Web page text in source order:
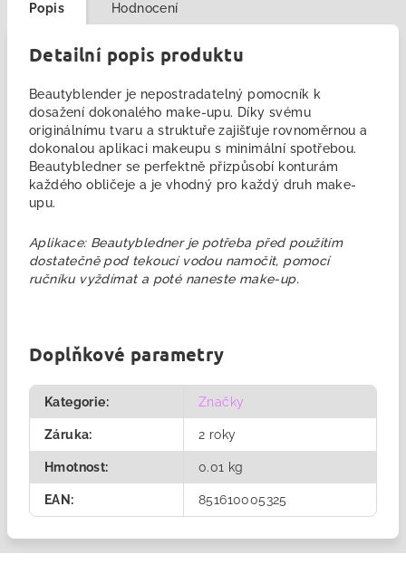
Popis Hodnocení
Detailní popis produktu
Beautyblender je nepostradatelný pomocník k
dosažení dokonalého make-upu. Díky svému
originálnímu tvaru a struktuře zajišťuje rovnoměrnou a
dokonalou aplikaci makeupu s minimální spotřebou.
Beautybledner se perfektně přizpůsobí konturám
každého obličeje a je vhodný pro každý druh make-
upu.
Aplikace: Beautybledner je potřeba před použitím
dostatečně pod tekoucí vodou namočit, pomocí
ručníku vyždímat a poté naneste make-up.
Doplňkové parametry
Kategorie: Značky
Záruka: 2 roky
Hmotnost: 0.01 kg
EAN : 851610005325